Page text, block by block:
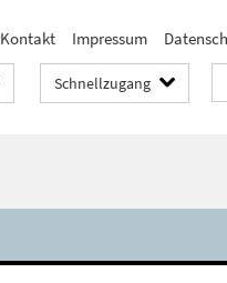
Kontakt Impressum
Schnellzugang